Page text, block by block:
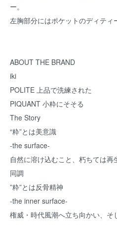
ー。
左胸部分にはポケットのディティ
ABOUT THE BRAND
iki
POLITE 上品で洗練された
PIQUANT 小粋にそそる
The Story
“粋”とは美意識
-the surface-
自然に溶け込むこと、朽ちては
同調
”粋”とは反骨精神
-the inner surface-
権威・時代風潮へ立ち向かい、そ